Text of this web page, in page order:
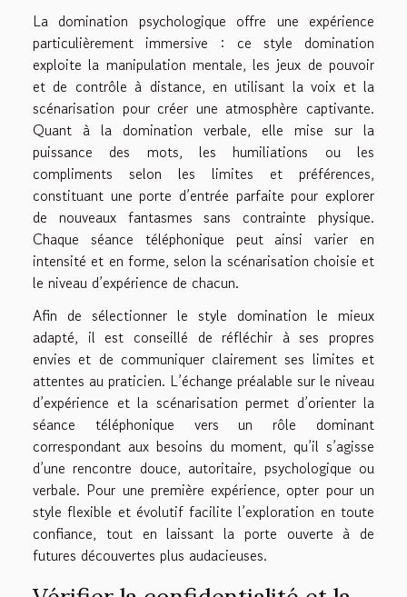
La domination psychologique offre une expérience
particulièrement immersive : ce style domination
exploite la manipulation mentale, les jeux de pouvoir
et de contrôle à distance, en utilisant la voix et la
scénarisation pour créer une atmosphère captivante.
Quant à la domination verbale, elle mise sur la
puissance des mots, les humiliations ou les
compliments selon les limites et préférences,
constituant une porte d’entrée parfaite pour explorer
de nouveaux fantasmes sans contrainte physique.
Chaque séance téléphonique peut ainsi varier en
intensité et en forme, selon la scénarisation choisie et
le niveau d’expérience de chacun.
Afin de sélectionner le style domination le mieux
adapté, il est conseillé de réfléchir à ses propres
envies et de communiquer clairement ses limites et
attentes au praticien. L’échange préalable sur le niveau
d’expérience et la scénarisation permet d’orienter la
séance téléphonique vers un rôle dominant
correspondant aux besoins du moment, qu’il s’agisse
d’une rencontre douce, autoritaire, psychologique ou
verbale. Pour une première expérience, opter pour un
style flexible et évolutif facilite l’exploration en toute
confiance, tout en laissant la porte ouverte à de
futures découvertes plus audacieuses.